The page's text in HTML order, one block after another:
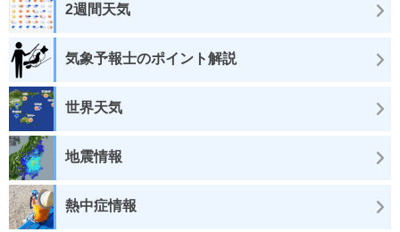
2週間天気
気象予報士のポイント解説
世界天気
地震情報
熱中症情報